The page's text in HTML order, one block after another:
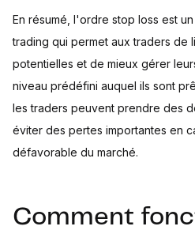
En résumé, l'ordre stop loss est
trading qui permet aux traders de
potentielles et de mieux gérer
niveau prédéfini auquel ils sont
les traders peuvent prendre des
éviter des pertes importantes en
défavorable du marché.
Comment